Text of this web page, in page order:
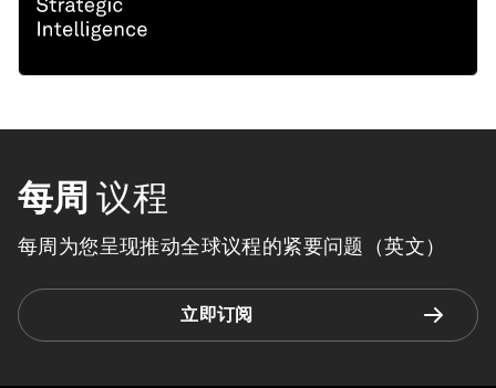
每周 议程
每周为您呈现推动全球议程的紧要问题（英文）
立即订阅